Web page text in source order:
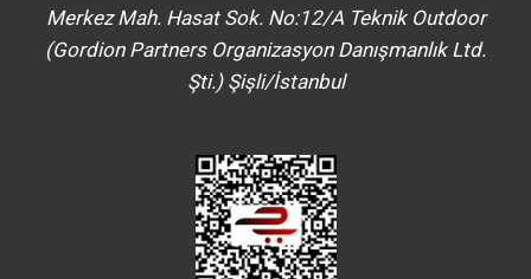
Merkez Mah. Hasat Sok. No:12/A Teknik Outdoor
(Gordion Partners Organizasyon Danışmanlık Ltd.
Şti.) Şişli/İstanbul